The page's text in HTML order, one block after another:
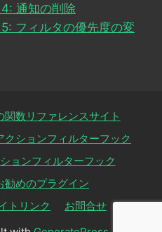
通知の削除
フィルタの優先度の変
数リファレンスサイト
ションフィルターフック
ョンフィルターフック
勧めのプラグイン
トリンク
お問合せ